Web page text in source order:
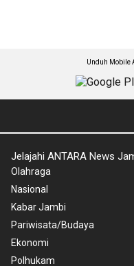
Unduh Mobile
Jelajahi ANTARA News
Olahraga
Nasional
Kabar Jambi
Pariwisata/Budaya
Ekonomi
Polhukam